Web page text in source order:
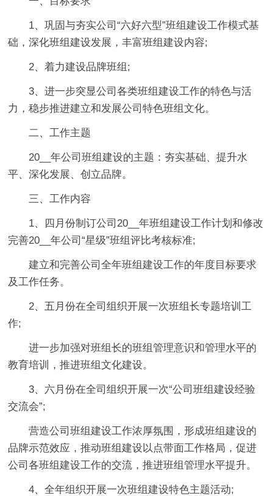
1、巩固与夯实公司“六好六型”班组建设工作模式基
础，深化班组建设发展，丰富班组建设内容;
2、着力建设品牌班组;
3、进一步突显公司各类班组建设工作的特色与活
力，稳步推进建立和发展公司特色班组文化。
二、工作主题
20__年公司班组建设的主题：夯实基础、提升水
平、深化发展、创立品牌。
三、工作内容
1、四月份制订公司20__年班组建设工作计划和修改
完善20__年公司“星级”班组评比考核标准;
建立和完善公司全年班组建设工作的年度目标要求
及工作任务。
2、五月份在全司组织开展一次班组长专题培训工
作;
进一步加强对班组长的班组管理意识和管理水平的
教育培训，推进班组文化建设。
3、六月份在全司组织开展一次“公司班组建设经验
交流会”;
营造公司班组建设工作浓厚氛围，形成班组建设的
品牌示范效应，推动班组建设以点带面工作格局，促进
公司各班组建设工作的交流，推进班组管理水平提升。
4、全年组织开展一次班组建设特色主题活动;